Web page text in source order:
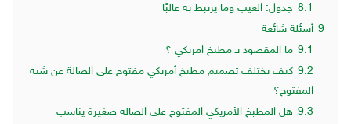
8.1 جدول: العيب وما يرتبط به غالبًا
9 أسئلة شائعة
9.1 ما المقصود بـ مطبخ امريكي ؟
9.2 كيف يختلف تصميم مطبخ أمريكي مفتوح على الصالة عن شبه
المفتوح؟
9.3 هل المطبخ الأمريكي المفتوح على الصالة صغيرة يناسب